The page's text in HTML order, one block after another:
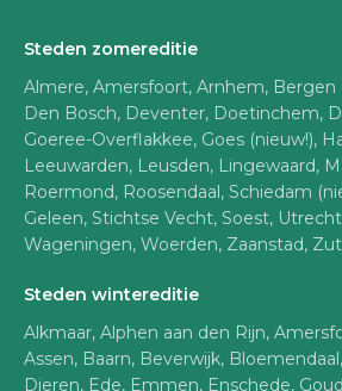
Steden zomereditie
Almere, Amersfoort, Arnhem, Bergen
Den Bosch, Deventer, Doetinchem,
Goeree-Overflakkee, Goes (nieuw!),
Leeuwarden, Leusden, Lingewaard,
Roermond, Roosendaal, Schiedam
Geleen, Stichtse Vecht, Soest,
Wageningen, Woerden, Zaanstad,
Steden wintereditie
Alkmaar, Alphen aan den Rijn,
Assen, Baarn, Beverwijk,
Dieren, Ede, Emmen, Enschede,